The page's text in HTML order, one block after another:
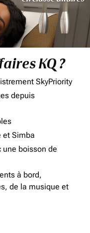
KQ ?
SkyPriority
depuis
et Simba
une boisson de
à bord,
de la musique et